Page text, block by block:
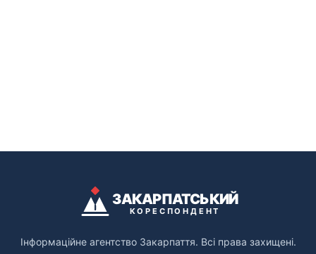
ЗАКАРПАТСЬКИЙ
КОРЕСПОНДЕНТ
Інформаційне агентство Закарпаття. Всі права захищені.